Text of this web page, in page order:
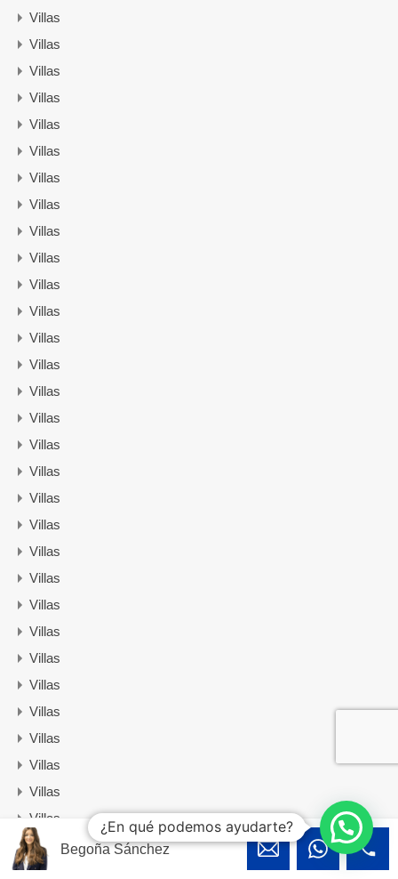
Villas
Villas
Villas
Villas
Villas
Villas
Villas
Villas
Villas
Villas
Villas
Villas
Villas
Villas
Villas
Villas
Villas
Villas
Villas
Villas
Villas
Villas
Villas
Villas
Villas
Villas
Villas
Villas
Villas
Villas
Villas
Villas
Villas
Begoña Sánchez
¿En qué podemos ayudarte?